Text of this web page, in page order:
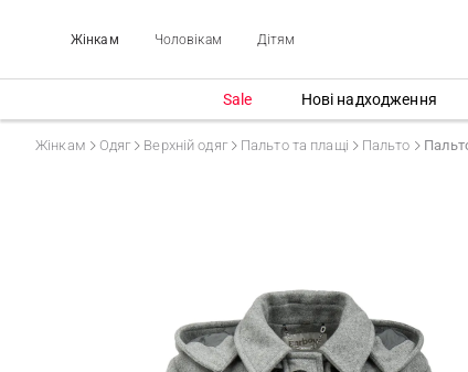
Жінкам Чоловікам Дітям
Sale Нові надходження
Жінкам Одяг Верхній одяг Пальто та плащі Пальто